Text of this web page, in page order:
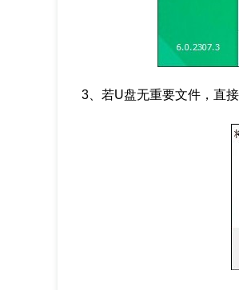
3、若U盘无重要文件，直